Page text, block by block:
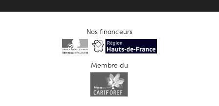
Nos financeurs
Membre du